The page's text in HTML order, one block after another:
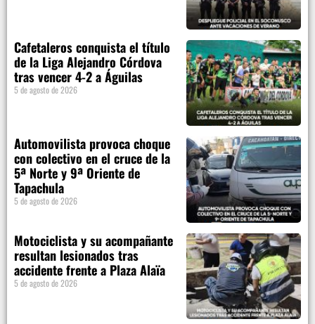
Cafetaleros conquista el título
de la Liga Alejandro Córdova
tras vencer 4-2 a Águilas
5 de agosto de 2026
Automovilista provoca choque
con colectivo en el cruce de la
5ª Norte y 9ª Oriente de
Tapachula
5 de agosto de 2026
Motociclista y su acompañante
resultan lesionados tras
accidente frente a Plaza Alaïa
5 de agosto de 2026